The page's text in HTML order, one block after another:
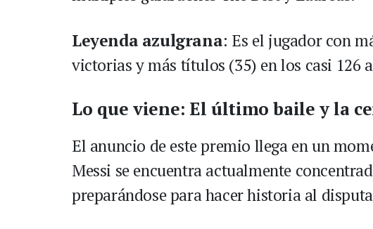
Leyenda azulgrana: Es el jugador con
victorias y más títulos (35) en los casi 126
Lo que viene: El último baile y la
El anuncio de este premio llega en un
Messi se encuentra actualmente
preparándose para hacer historia al